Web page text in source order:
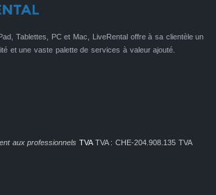
Tablettes, PC et Mac, LiveRental offre à sa clientèle un
et une vaste palette de services à valeur ajouté.
aux professionnels TVATVA : CHE-204.908.135 TVA